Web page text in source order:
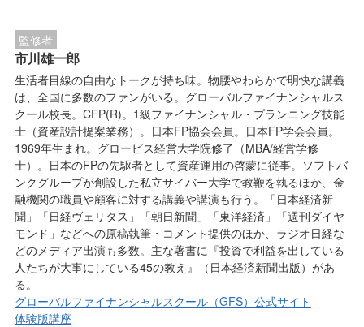
監修者
市川雄一郎
生活者目線の自由なトークが持ち味。物腰やわらかで明快な講義
は、全国に多数のファンがいる。グローバルファイナンシャルス
クール校長。CFP(R)。1級ファイナンシャル・プランニング技能
士（資産設計提案業務）。日本FP協会会員。日本FP学会会員。
1969年生まれ。グロービス経営大学院修了（MBA/経営学修
士）。日本のFPの先駆者として資産運用の啓蒙に従事。ソフトバ
ンクグループが創設した私立サイバー大学で教鞭を執るほか、金
融機関の職員や顧客に対する講義や講演も行う。「日本経済新
聞」「日経ヴェリタス」「朝日新聞」「東洋経済」「週刊ダイヤ
モンド」などへの原稿執筆・コメント提供のほか、ラジオ日経な
どのメディア出演も多数。主な著書に『投資で利益を出している
人たちが大事にしている45の教え』（日本経済新聞出版）があ
る。
グローバルファイナンシャルスクール（GFS）公式サイト
体験版講座